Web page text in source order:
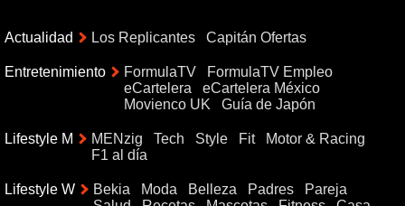
Actualidad Los Replicantes Capitán Ofertas
Entretenimiento FormulaTV
FormulaTV Empleo
eCartelera
eCartelera México
Movienco UK
Guía de Japón
Lifestyle M MENzig Tech Style Fit
Motor & Racing
F1 al día
Lifestyle W Bekia Moda Belleza Padres
Pareja